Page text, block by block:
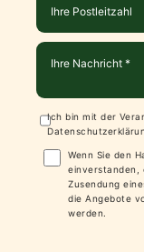
Ich bin mit der
Wenn Sie den
einverstanden,
Zusendung
die Angebote
werden.